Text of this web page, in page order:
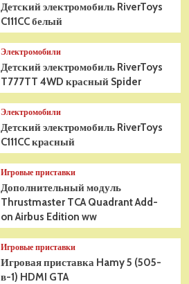
Детский электромобиль RiverToys
C111CC белый
Электромобили
Детский электромобиль RiverToys
T777TT 4WD красный Spider
Электромобили
Детский электромобиль RiverToys
C111CC красный
Игровые приставки
Дополнительный модуль
Thrustmaster TCA Quadrant Add-
on Airbus Edition ww
Игровые приставки
Игровая приставка Hamy 5 (505-
в-1) HDMI GTA